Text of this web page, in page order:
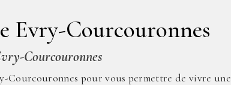
Evry-Courcouronnes
Courcouronnes
Courcouronnes pour vous permettre de vivre une